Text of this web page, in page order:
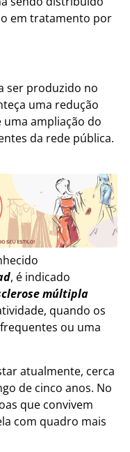
em tratamento por
ser produzido no
uma redução
uma ampliação do
da rede pública.
, é indicado
múltipla
quando os
ou uma
atualmente, cerca
de cinco anos. No
que convivem
com quadro mais